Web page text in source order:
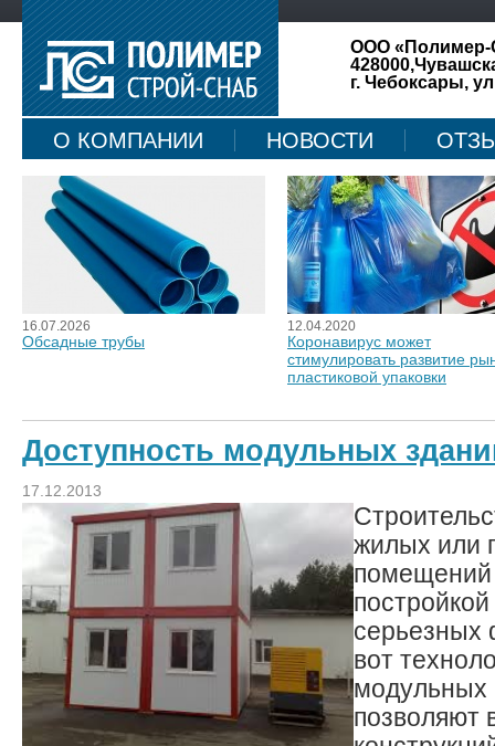
ООО «Полимер-
г. Чебоксары,
О КОМПАНИИ НОВОСТИ
КАРТА САЙТА
16.07.2026
Обсадные трубы
12.04.2020
Коронавирус может
стимулировать развитие
пластиковой упаковки
Доступность модульных
17.12.2013
жилых или
помещений
серьезных
вот
модульных
позволяют